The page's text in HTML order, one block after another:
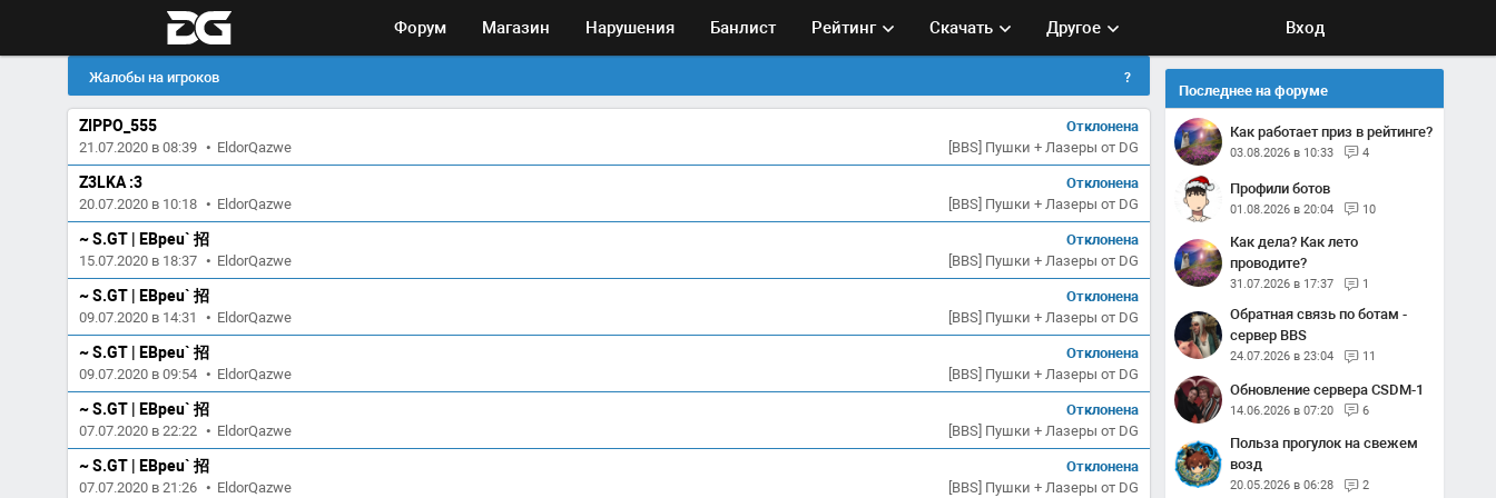
Форум Магазин Нарушения Банлист Рейтинг Скачать Другое Вход
Жалобы на игроков ?
ZIPPO_555
21.07.2020 в 08:39 • EldorQazwe
Отклонена
[BBS] Пушки + Лазеры от DG
Z3LKA :3
20.07.2020 в 10:18 • EldorQazwe
Отклонена
[BBS] Пушки + Лазеры от DG
~ S.GT | EBpeu` 招
15.07.2020 в 18:37 • EldorQazwe
Отклонена
[BBS] Пушки + Лазеры от DG
~ S.GT | EBpeu` 招
09.07.2020 в 14:31 • EldorQazwe
Отклонена
[BBS] Пушки + Лазеры от DG
~ S.GT | EBpeu` 招
09.07.2020 в 09:54 • EldorQazwe
Отклонена
[BBS] Пушки + Лазеры от DG
~ S.GT | EBpeu` 招
07.07.2020 в 22:22 • EldorQazwe
Отклонена
[BBS] Пушки + Лазеры от DG
~ S.GT | EBpeu` 招
07.07.2020 в 21:26 • EldorQazwe
Отклонена
[BBS] Пушки + Лазеры от DG
Последнее на форуме
Как работает приз в рейтинге?
03.08.2026 в 10:33 4
Профили ботов
01.08.2026 в 20:04 10
Как дела? Как лето
проводите?
31.07.2026 в 17:37 1
Обратная связь по ботам -
сервер BBS
24.07.2026 в 23:04 11
Обновление сервера CSDM-1
14.06.2026 в 07:20 6
Польза прогулок на свежем
возд
20.05.2026 в 06:28 2